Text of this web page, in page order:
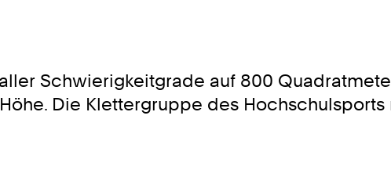
Schwierigkeitgrade auf 800
Die Klettergruppe des